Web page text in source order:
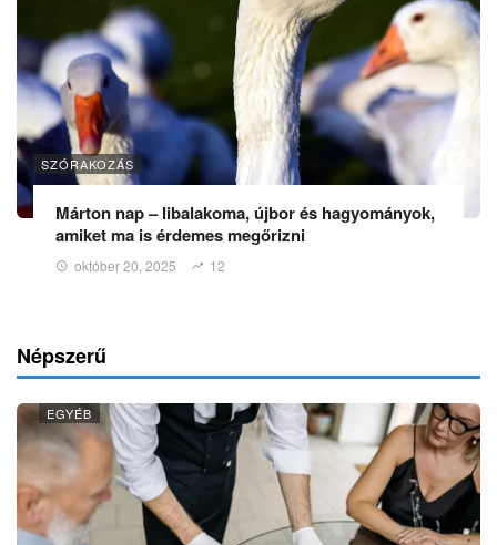
SZÓRAKOZÁS
Márton nap – libalakoma, újbor és hagyományok,
amiket ma is érdemes megőrizni
október 20, 2025 12
Népszerű
EGYÉB